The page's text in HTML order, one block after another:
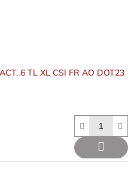
TL XL CSI FR AO DOT23